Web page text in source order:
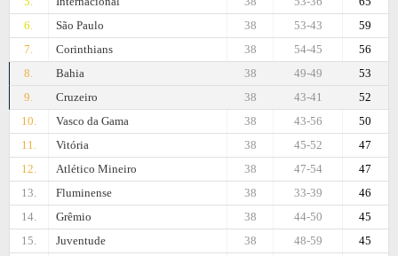
6.
São Paulo 59
53-43
38
7.
Corinthians 56
54-45
38
8.
Bahia 53
49-49
38
9.
Cruzeiro 52
43-41
38
10.
Vasco da Gama 50
43-56
38
11.
Vitória 47
45-52
38
12.
Atlético Mineiro 47
47-54
38
13.
Fluminense 46
33-39
38
14.
Grêmio 45
44-50
38
15.
Juventude 45
48-59
38